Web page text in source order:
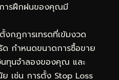
การฝึกฝนของคุณมี
ตั้งกฎการเทรดที่เข้มงวด
ด กำหนดขนาดการซื้อขาย
นทุนจำลองของคุณ และ
เช่น การตั้ง Stop Loss